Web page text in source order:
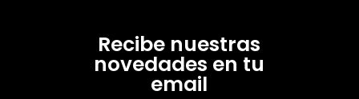
Recibe nuestras
novedades en tu
email